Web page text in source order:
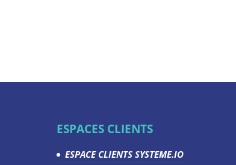
ESPACES CLIENTS
ESPACE CLIENTS SYSTEME.IO